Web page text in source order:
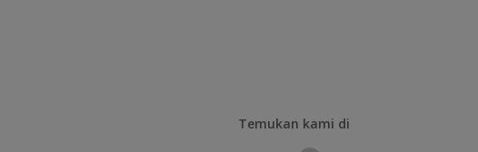
Temukan kami di